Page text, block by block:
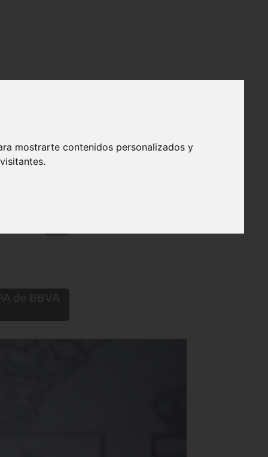
mostrarte contenidos personalizados y